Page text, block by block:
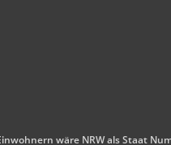
wäre NRW als Staat